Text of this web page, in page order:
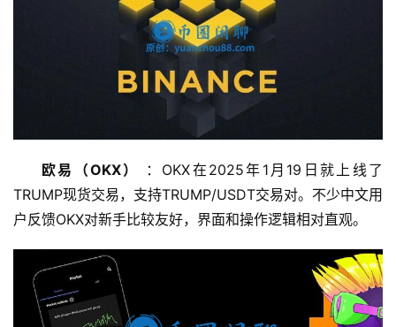
欧易（OKX）
：OKX在2025年1月19日就上线了
TRUMP现货交易，支持TRUMP/USDT交易对。不少中文用
户反馈OKX对新手比较友好，界面和操作逻辑相对直观。